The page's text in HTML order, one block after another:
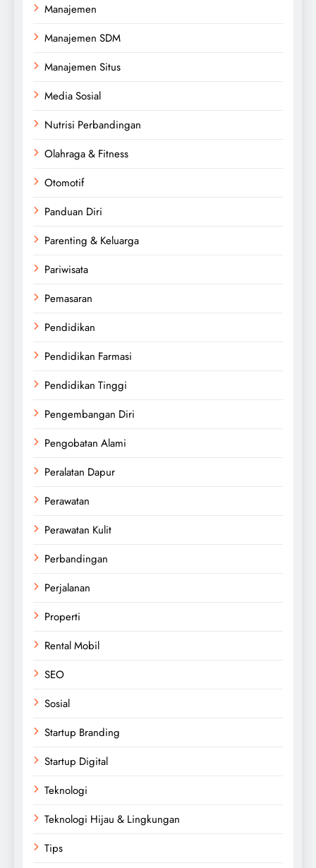
Manajemen
Manajemen SDM
Manajemen Situs
Media Sosial
Nutrisi Perbandingan
Olahraga & Fitness
Otomotif
Panduan Diri
Parenting & Keluarga
Pariwisata
Pemasaran
Pendidikan
Pendidikan Farmasi
Pendidikan Tinggi
Pengembangan Diri
Pengobatan Alami
Peralatan Dapur
Perawatan
Perawatan Kulit
Perbandingan
Perjalanan
Properti
Rental Mobil
SEO
Sosial
Startup Branding
Startup Digital
Teknologi
Teknologi Hijau & Lingkungan
Tips